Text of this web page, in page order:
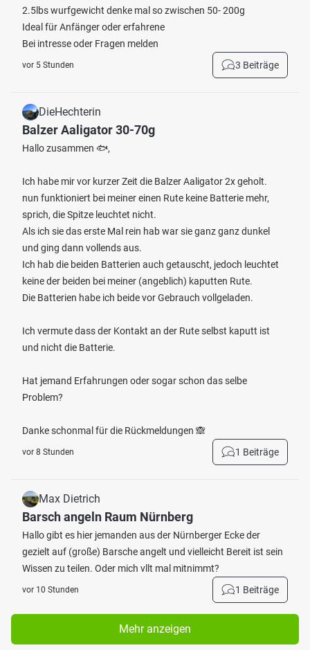
2.5lbs wurfgewicht denke mal so zwischen 50- 200g
Ideal für Anfänger oder erfahrene
Bei intresse oder Fragen melden
vor 5 Stunden 3 Beiträge
DieHechterin
Balzer Aaligator 30-70g
Hallo zusammen 🐟,
Ich habe mir vor kurzer Zeit die Balzer Aaligator 2x geholt.
nun funktioniert bei meiner einen Rute keine Batterie mehr,
sprich, die Spitze leuchtet nicht.
Als ich sie das erste Mal rein hab war sie ganz ganz dunkel
und ging dann vollends aus.
Ich hab die beiden Batterien auch getauscht, jedoch leuchtet
keine der beiden bei meiner (angeblich) kaputten Rute.
Die Batterien habe ich beide vor Gebrauch vollgeladen.
Ich vermute dass der Kontakt an der Rute selbst kaputt ist
und nicht die Batterie.
Hat jemand Erfahrungen oder sogar schon das selbe
Problem?
Danke schonmal für die Rückmeldungen 🙈
vor 8 Stunden 1 Beiträge
Max Dietrich
Barsch angeln Raum Nürnberg
Hallo gibt es hier jemanden aus der Nürnberger Ecke der
gezielt auf (große) Barsche angelt und vielleicht Bereit ist sein
Wissen zu teilen. Oder mich vllt mal mitnimmt?
vor 10 Stunden 1 Beiträge
Mehr anzeigen